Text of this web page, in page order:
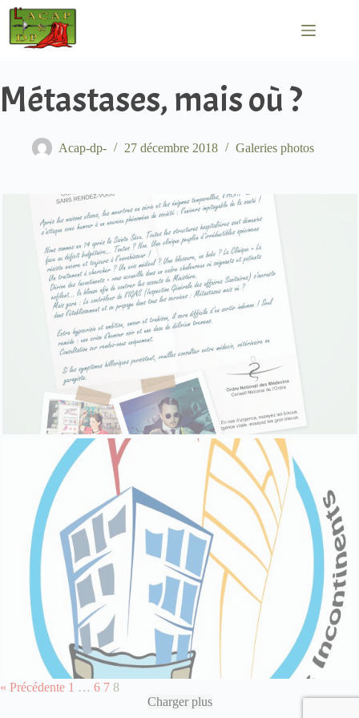
Passer
contenu
Métastases, mais où ?
Acap-dp- 27 décembre 2018 Galeries photos
« Précédente 1 … 6 7 8
Charger plus